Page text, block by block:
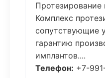
Протезирование
Комплекс
сопутствующие
гарантию
имплантов....
Телефон: +7-